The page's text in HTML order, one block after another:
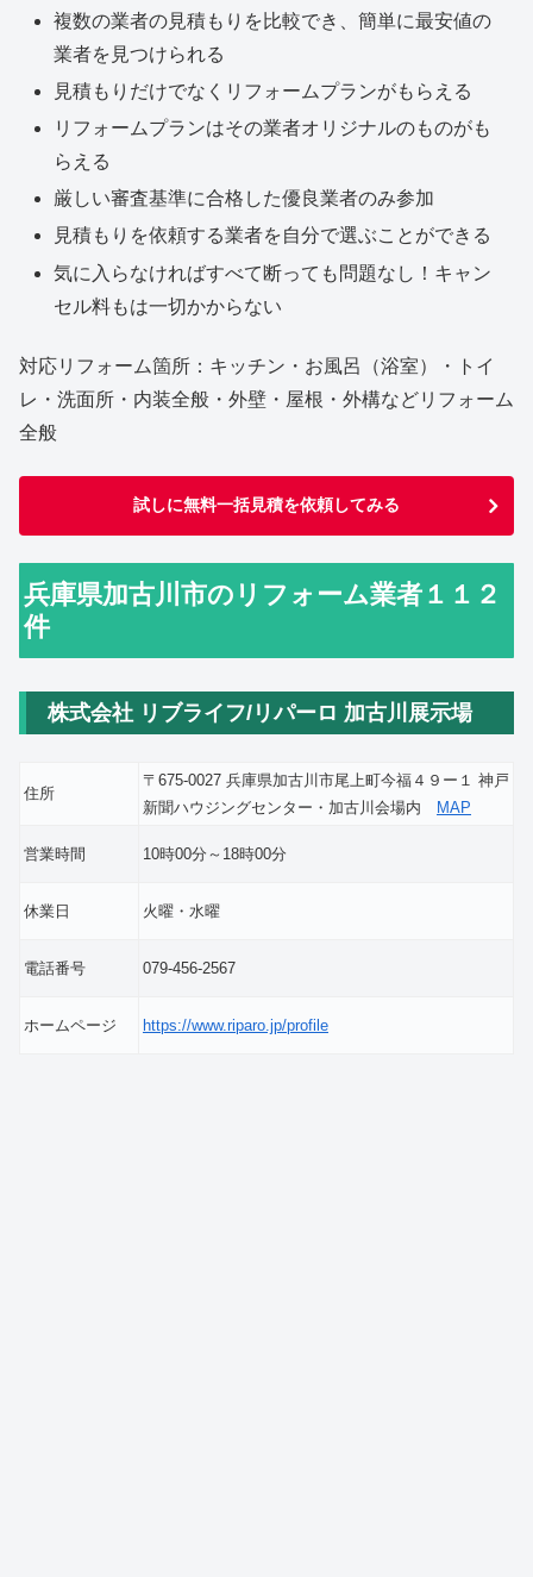
複数の業者の見積もりを比較でき、簡単に最安値の
業者を見つけられる
見積もりだけでなくリフォームプランがもらえる
リフォームプランはその業者オリジナルのものがも
らえる
厳しい審査基準に合格した優良業者のみ参加
見積もりを依頼する業者を自分で選ぶことができる
気に入らなければすべて断っても問題なし！キャン
セル料もは一切かからない
対応リフォーム箇所：キッチン・お風呂（浴室）・トイ
レ・洗面所・内装全般・外壁・屋根・外構などリフォーム
全般
試しに無料一括見積を依頼してみる
兵庫県加古川市のリフォーム業者１１２
件
株式会社 リブライフ/リパーロ 加古川展示場
住所
〒675-0027 兵庫県加古川市尾上町今福４９ー１ 神戸
新聞ハウジングセンター・加古川会場内
MAP
営業時間 10時00分～18時00分
休業日 火曜・水曜
電話番号 079-456-2567
ホームページ https://www.riparo.jp/profile